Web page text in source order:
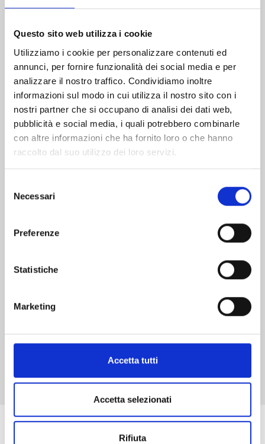
Questo sito web utilizza i cookie
Utilizziamo i cookie per personalizzare contenuti ed
annunci, per fornire funzionalità dei social media e per
analizzare il nostro traffico. Condividiamo inoltre
informazioni sul modo in cui utilizza il nostro sito con i
nostri partner che si occupano di analisi dei dati web,
pubblicità e social media, i quali potrebbero combinarle
con altre informazioni che ha fornito loro o che hanno
raccolto dal suo utilizzo dei loro servizi.
delNecessari
Preferenze
Statistiche
Marketing
Accetta tutti
Accetta selezionati
Rifiuta
Altri volumi della serie
Mostra tutto
Se ti è piaciuto prova anche: